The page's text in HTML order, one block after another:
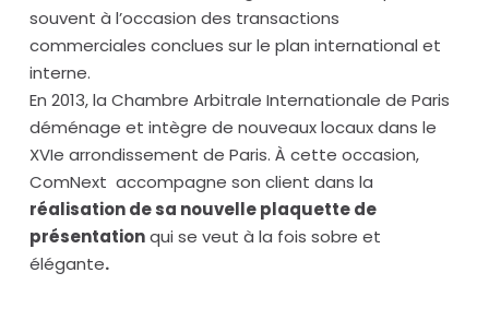
souvent à l’occasion des transactions
commerciales conclues sur le plan international et
interne.
En 2013, la Chambre Arbitrale Internationale de Paris
déménage et intègre de nouveaux locaux dans le
XVIe arrondissement de Paris. À cette occasion,
ComNext accompagne son client dans la
réalisation de sa nouvelle plaquette de
présentationqui se veut à la fois sobre et
élégante.